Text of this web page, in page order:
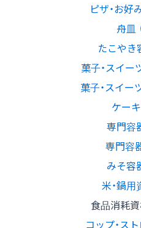
ピザ・お好
舟皿
たこやき
菓子・スイー
菓子・スイー
ケーキ
専門容
専門容
みそ容
米・鍋用
食品消耗資
コップ・スト